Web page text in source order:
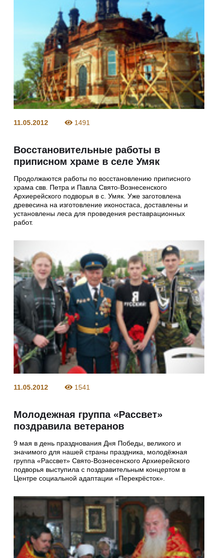
11.05.2012 1491
Восстановительные работы в
приписном храме в селе Умяк
Продолжаются работы по восстановлению приписного
храма свв. Петра и Павла Свято-Вознесенского
Архиерейского подворья в с. Умяк. Уже заготовлена
древесина на изготовление иконостаса, доставлены и
установлены леса для проведения реставрационных
работ.
11.05.2012 1541
Молодежная группа «Рассвет»
поздравила ветеранов
9 мая в день празднования Дня Победы, великого и
значимого для нашей страны праздника, молодёжная
группа «Рассвет» Свято-Вознесенского Архиерейского
подворья выступила с поздравительным концертом в
Центре социальной адаптации «Перекрёсток».